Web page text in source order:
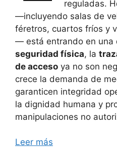
reguladas.
—incluyendo salas de
féretros, cuartos fríos y
— está entrando en una
seguridad física, la
de acceso ya no son
crece la demanda de
garanticen integridad
la dignidad humana y
manipulaciones no
Leer más